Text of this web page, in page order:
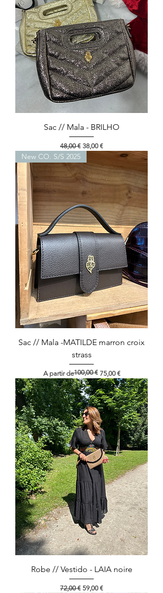
Sac // Mala - BRILHO
Preço normal
48,00 € Preço promocional
38,00 €
New CO. S/S 2025
Sac // Mala -MATILDE marron croix
strass
A partir de
Preço normal100,00 € 75,00 €
Preço promocional
Robe // Vestido - LAIA noire
Preço normal
72,00 € Preço promocional
59,00 €